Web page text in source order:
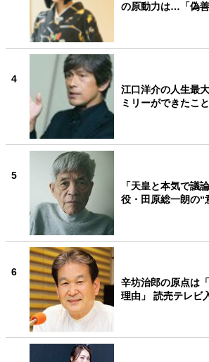
70代のグランドデザイン
社会・カルチャー・マネー
地域とつながる/お金との付き合い方
の原動力は…「偽
4
江口洋介の人生最
ミリーができたこ
5
「天皇と本気で議
役・田原総一朗の
6
辛坊治郎の原点は
理由」 読売テレビ